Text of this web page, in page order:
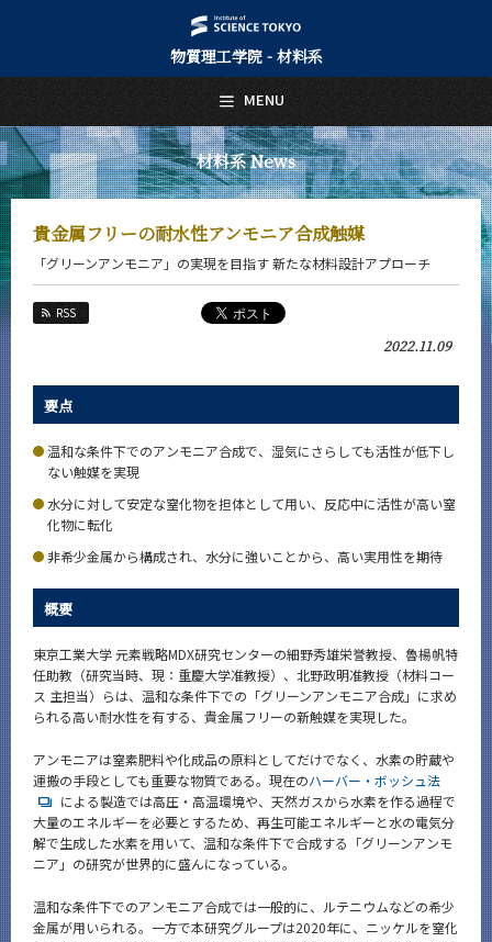
物質理工学院 - 材料系
材料系 News
貴金属フリーの耐水性アンモニア合成触媒
「グリーンアンモニア」の実現を目指す 新たな材料設計アプローチ
RSS
2022.11.09
要点
温和な条件下でのアンモニア合成で、湿気にさらしても活性が低下し
ない触媒を実現
水分に対して安定な窒化物を担体として用い、反応中に活性が高い窒
化物に転化
非希少金属から構成され、水分に強いことから、高い実用性を期待
概要
東京工業大学 元素戦略MDX研究センターの細野秀雄栄誉教授、魯楊帆特
任助教（研究当時、現：重慶大学准教授）、北野政明准教授（材料コー
ス 主担当）らは、温和な条件下での「グリーンアンモニア合成」に求め
られる高い耐水性を有する、貴金属フリーの新触媒を実現した。
アンモニアは窒素肥料や化成品の原料としてだけでなく、水素の貯蔵や
運搬の手段としても重要な物質である。現在のハーバー・ボッシュ法
による製造では高圧・高温環境や、天然ガスから水素を作る過程で
大量のエネルギーを必要とするため、再生可能エネルギーと水の電気分
解で生成した水素を用いて、温和な条件下で合成する「グリーンアンモ
ニア」の研究が世界的に盛んになっている。
温和な条件下でのアンモニア合成では一般的に、ルテニウムなどの希少
金属が用いられる。一方で本研究グループは2020年に、ニッケルを窒化
MENU
日本語 English
トップページ
Top Page
材料系について
About Us
教育
Education
教員・研究室
Faculty and Laboratories
Future
入学案内
Admissions
News
News 一覧
カテゴリ別
課程別
月別
イベントカレンダー
Event Calendar
サイト構成
CLOSE